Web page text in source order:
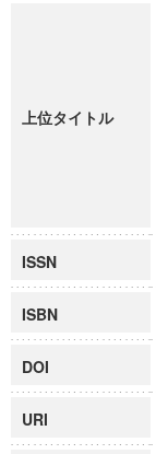
上位タイトル
ISSN
ISBN
DOI
URI